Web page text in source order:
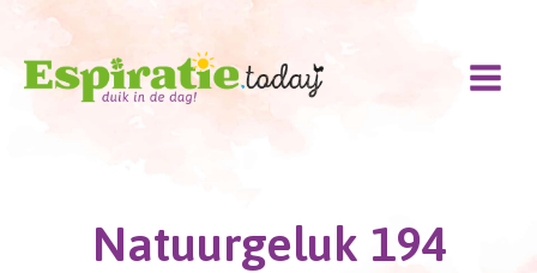
Doorgaan
inhoud
Natuurgeluk 194